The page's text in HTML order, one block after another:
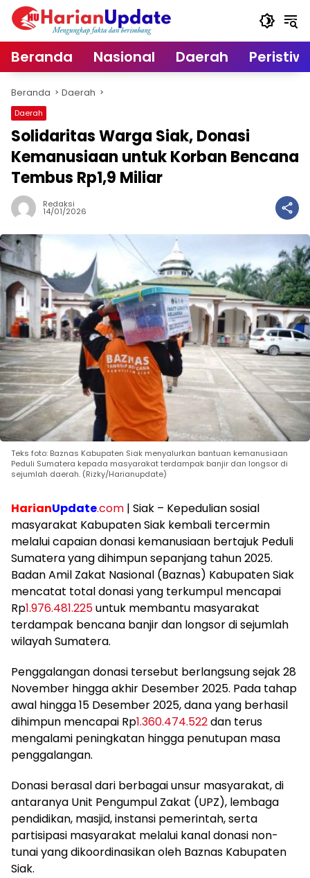
Langsung
Beranda Nasional Daerah
Beranda Daerah
Daerah
Solidaritas Warga Siak, Donasi
Kemanusiaan untuk Korban Bencana
Tembus Rp1,9 Miliar
Redaksi
14/01/2026
Teks foto: Baznas Kabupaten Siak menyalurkan bantuan kemanusiaan
Peduli Sumatera kepada masyarakat terdampak banjir dan longsor di
sejumlah daerah. (Rizky/Harianupdate)
HarianUpdate.com | Siak – Kepedulian sosial
masyarakat Kabupaten Siak kembali tercermin
melalui capaian donasi kemanusiaan bertajuk Peduli
Sumatera yang dihimpun sepanjang tahun 2025.
Badan Amil Zakat Nasional (Baznas) Kabupaten Siak
mencatat total donasi yang terkumpul mencapai
Rp1.976.481.225untuk membantu masyarakat
terdampak bencana banjir dan longsor di sejumlah
wilayah Sumatera.
Penggalangan donasi tersebut berlangsung sejak 28
November hingga akhir Desember 2025. Pada tahap
awal hingga 15 Desember 2025, dana yang berhasil
dihimpun mencapai Rp1.360.474.522dan terus
mengalami peningkatan hingga penutupan masa
penggalangan.
Donasi berasal dari berbagai unsur masyarakat, di
antaranya Unit Pengumpul Zakat (UPZ), lembaga
pendidikan, masjid, instansi pemerintah, serta
partisipasi masyarakat melalui kanal donasi non-
tunai yang dikoordinasikan oleh Baznas Kabupaten
Siak.